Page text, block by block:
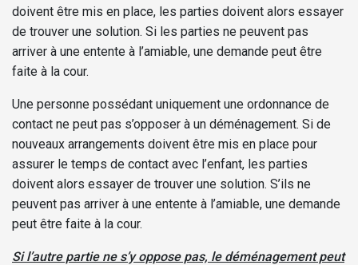
doivent être mis en place, les parties doivent alors essayer
de trouver une solution. Si les parties ne peuvent pas
arriver à une entente à l’amiable, une demande peut être
faite à la cour.
Une personne possédant uniquement une ordonnance de
contact ne peut pas s’opposer à un déménagement. Si de
nouveaux arrangements doivent être mis en place pour
assurer le temps de contact avec l’enfant, les parties
doivent alors essayer de trouver une solution. S’ils ne
peuvent pas arriver à une entente à l’amiable, une demande
peut être faite à la cour.
Si l’autre partie ne s’y oppose pas, le déménagement peut